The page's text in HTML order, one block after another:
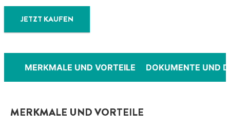
JETZT KAUFEN
MERKMALE UND VORTEILE DOKUMENTE UND
MERKMALE UND VORTEILE